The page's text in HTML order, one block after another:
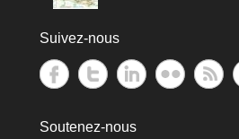
Suivez-nous
Soutenez-nous